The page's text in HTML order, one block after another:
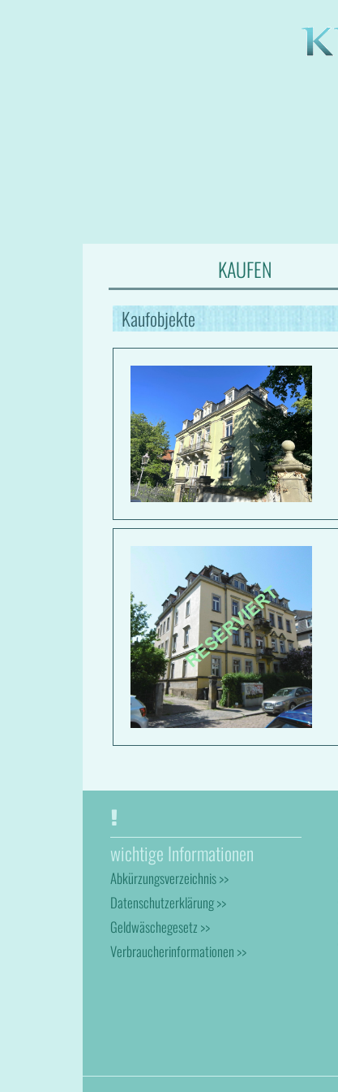
KAUFEN
Kaufobjekte
wichtige Informationen
Abkürzungsverzeichnis >>
Datenschutzerklärung >>
Geldwäschegesetz >>
Verbraucherinformationen >>